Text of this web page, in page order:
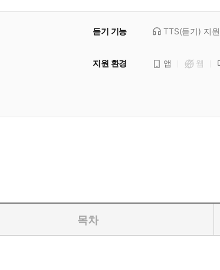
듣기 기능 TTS(듣기) 지원
지원 환경 앱
웹
목차